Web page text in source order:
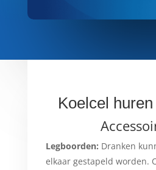
Koelcel
Legboorden: Dranken
elkaar gestapeld worden.